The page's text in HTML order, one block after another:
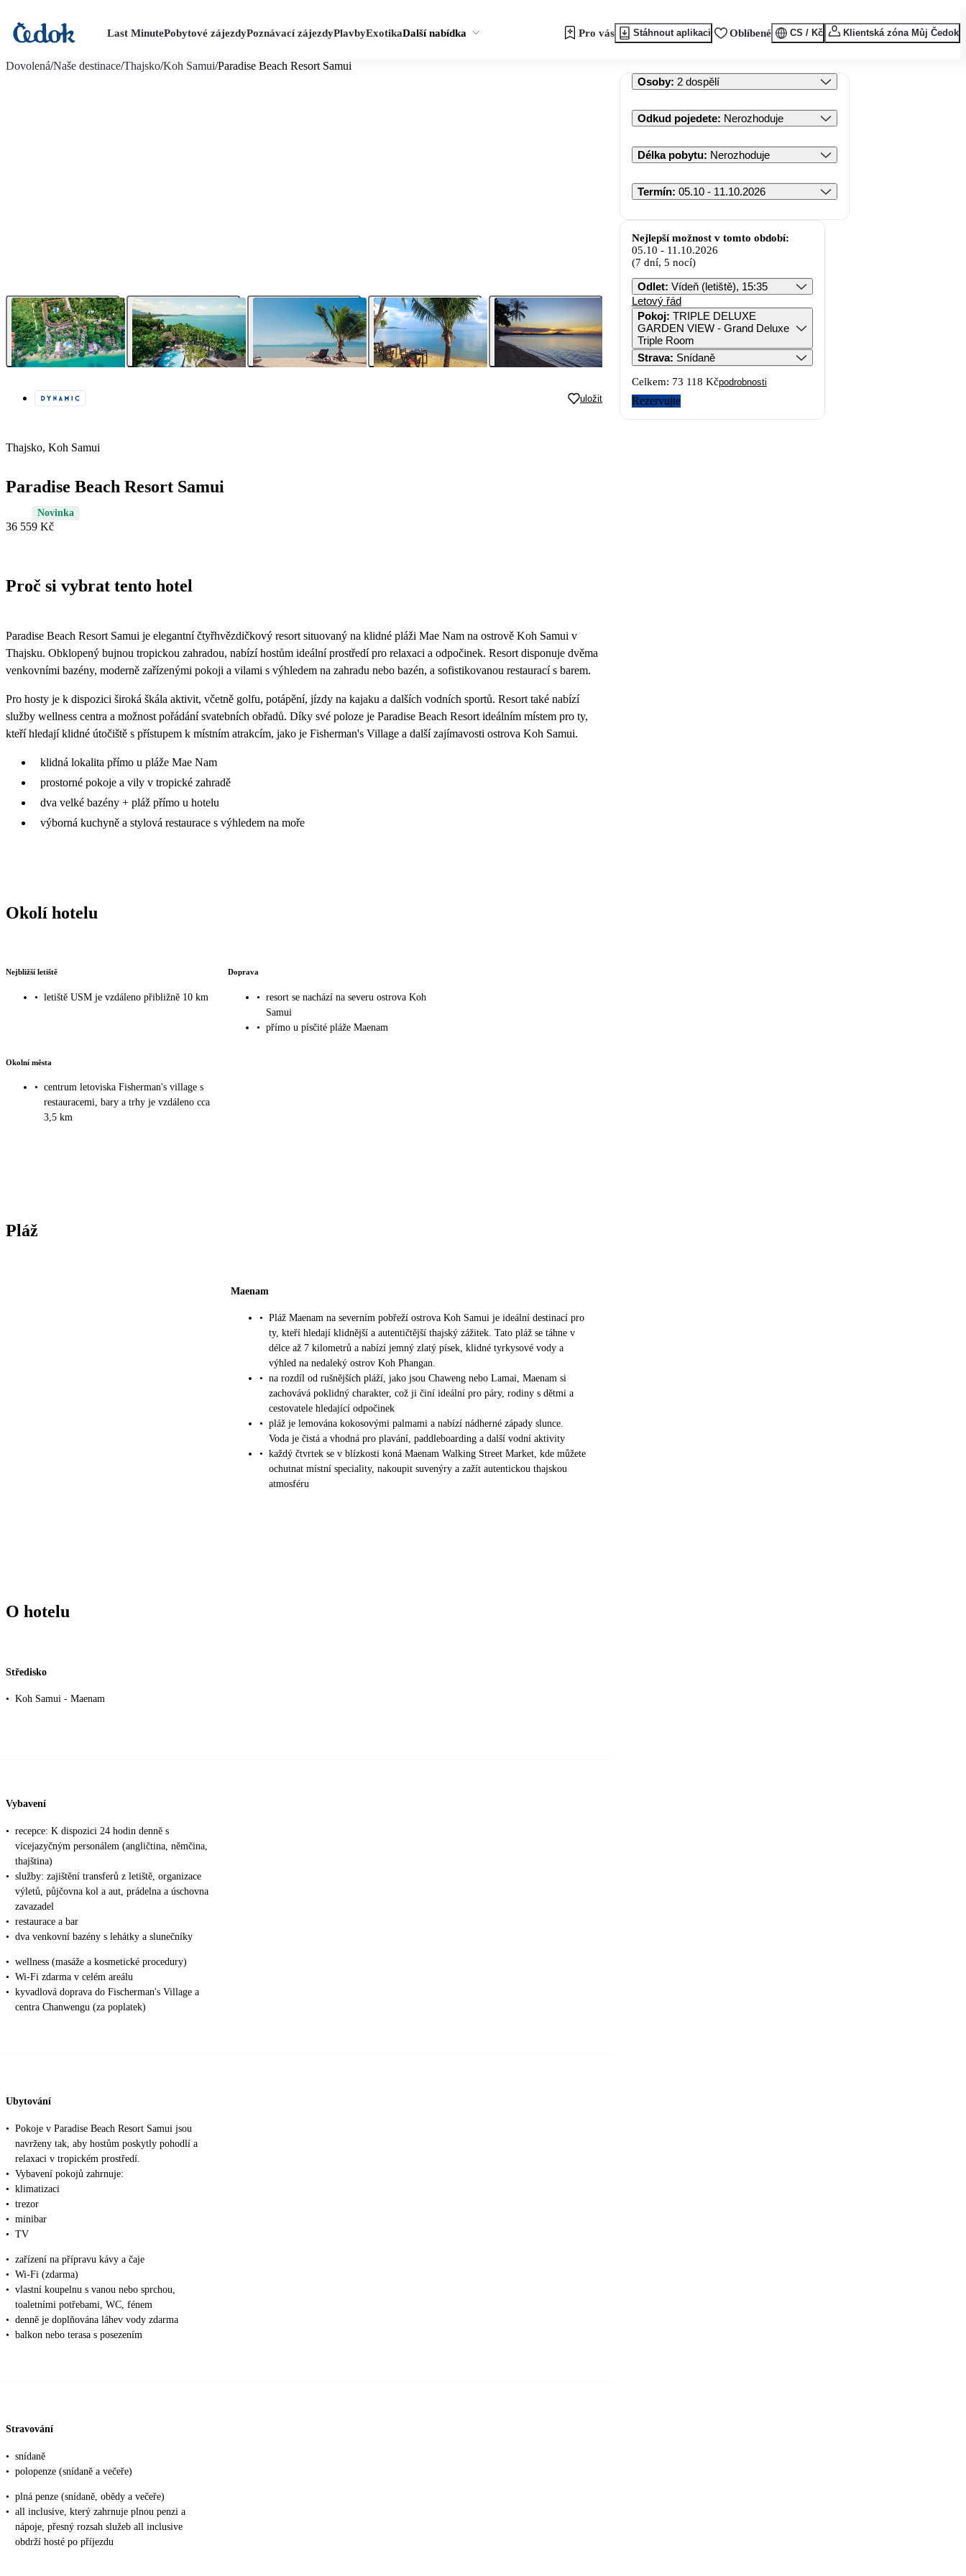
Last MinutePobytové zájezdyPoznávací zájezdyPlavbyExotikaDalší nabídka Pro vás Stáhnout aplikaci Oblíbené CS / Kč Klientská zóna Můj Čedok
Dovolená/Naše destinace/Thajsko/Koh Samui/Paradise Beach Resort Samui
uložit
Thajsko, Koh Samui
Paradise Beach Resort Samui
Novinka
36 559 Kč
Proč si vybrat tento hotel
Paradise Beach Resort Samui je elegantní čtyřhvězdičkový resort situovaný na klidné pláži Mae Nam na ostrově Koh Samui v
Thajsku. Obklopený bujnou tropickou zahradou, nabízí hostům ideální prostředí pro relaxaci a odpočinek. Resort disponuje dvěma
venkovními bazény, moderně zařízenými pokoji a vilami s výhledem na zahradu nebo bazén, a sofistikovanou restaurací s barem.
Pro hosty je k dispozici široká škála aktivit, včetně golfu, potápění, jízdy na kajaku a dalších vodních sportů. Resort také nabízí
služby wellness centra a možnost pořádání svatebních obřadů. Díky své poloze je Paradise Beach Resort ideálním místem pro ty,
kteří hledají klidné útočiště s přístupem k místním atrakcím, jako je Fisherman's Village a další zajímavosti ostrova Koh Samui.
klidná lokalita přímo u pláže Mae Nam
prostorné pokoje a vily v tropické zahradě
dva velké bazény + pláž přímo u hotelu
výborná kuchyně a stylová restaurace s výhledem na moře
Okolí hotelu
Nejbližší letiště
• letiště USM je vzdáleno přibližně 10 km
Doprava
• resort se nachází na severu ostrova Koh
Samui
• přímo u písčité pláže Maenam
Okolní města
• centrum letoviska Fisherman's village s
restauracemi, bary a trhy je vzdáleno cca
3,5 km
Pláž
Maenam
• Pláž Maenam na severním pobřeží ostrova Koh Samui je ideální destinací pro
ty, kteří hledají klidnější a autentičtější thajský zážitek. Tato pláž se táhne v
délce až 7 kilometrů a nabízí jemný zlatý písek, klidné tyrkysové vody a
výhled na nedaleký ostrov Koh Phangan.
• na rozdíl od rušnějších pláží, jako jsou Chaweng nebo Lamai, Maenam si
zachovává poklidný charakter, což ji činí ideální pro páry, rodiny s dětmi a
cestovatele hledající odpočinek
• pláž je lemována kokosovými palmami a nabízí nádherné západy slunce.
Voda je čistá a vhodná pro plavání, paddleboarding a další vodní aktivity
• každý čtvrtek se v blízkosti koná Maenam Walking Street Market, kde můžete
ochutnat místní speciality, nakoupit suvenýry a zažít autentickou thajskou
atmosféru
O hotelu
Středisko
• Koh Samui - Maenam
Vybavení
• recepce: K dispozici 24 hodin denně s
vícejazyčným personálem (angličtina, němčina,
thajština)
• služby: zajištění transferů z letiště, organizace
výletů, půjčovna kol a aut, prádelna a úschovna
zavazadel
• restaurace a bar
• dva venkovní bazény s lehátky a slunečníky
• wellness (masáže a kosmetické procedury)
• Wi-Fi zdarma v celém areálu
• kyvadlová doprava do Fischerman's Village a
centra Chanwengu (za poplatek)
Ubytování
• Pokoje v Paradise Beach Resort Samui jsou
navrženy tak, aby hostům poskytly pohodlí a
relaxaci v tropickém prostředí.
• Vybavení pokojů zahrnuje:
• klimatizaci
• trezor
• minibar
• TV
• zařízení na přípravu kávy a čaje
• Wi-Fi (zdarma)
• vlastní koupelnu s vanou nebo sprchou,
toaletními potřebami, WC, fénem
• denně je doplňována láhev vody zdarma
• balkon nebo terasa s posezením
Stravování
• snídaně
• polopenze (snídaně a večeře)
• plná penze (snídaně, obědy a večeře)
• all inclusive, který zahrnuje plnou penzi a
nápoje, přesný rozsah služeb all inclusive
obdrží hosté po příjezdu
Osoby: 2 dospělí
Odkud pojedete: Nerozhoduje
Délka pobytu: Nerozhoduje
Termín: 05.10 - 11.10.2026
Nejlepší možnost v tomto období:
05.10 - 11.10.2026
(7 dní, 5 nocí)
Odlet: Vídeň (letiště), 15:35
Letový řád
Pokoj: TRIPLE DELUXE
GARDEN VIEW - Grand Deluxe
Triple Room
Strava: Snídaně
Celkem: 73 118 Kčpodrobnosti
Rezervujte